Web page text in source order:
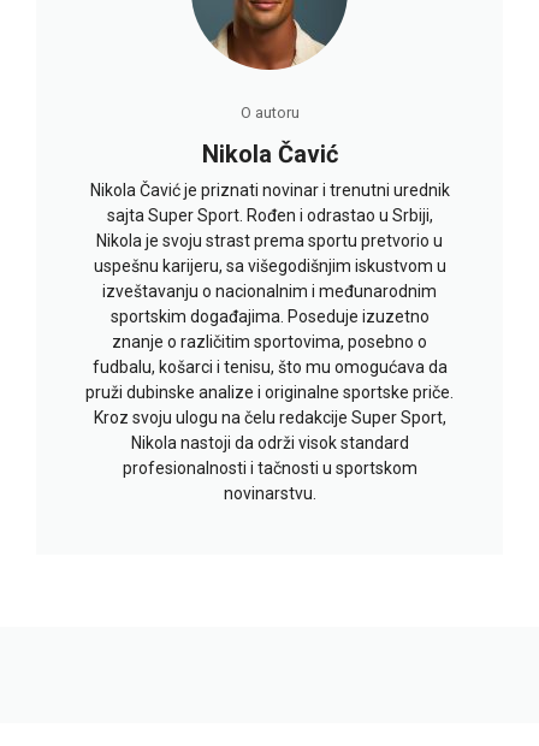
O autoru
Nikola Čavić
Nikola Čavić je priznati novinar i trenutni urednik
sajta Super Sport. Rođen i odrastao u Srbiji,
Nikola je svoju strast prema sportu pretvorio u
uspešnu karijeru, sa višegodišnjim iskustvom u
izveštavanju o nacionalnim i međunarodnim
sportskim događajima. Poseduje izuzetno
znanje o različitim sportovima, posebno o
fudbalu, košarci i tenisu, što mu omogućava da
pruži dubinske analize i originalne sportske priče.
Kroz svoju ulogu na čelu redakcije Super Sport,
Nikola nastoji da održi visok standard
profesionalnosti i tačnosti u sportskom
novinarstvu.